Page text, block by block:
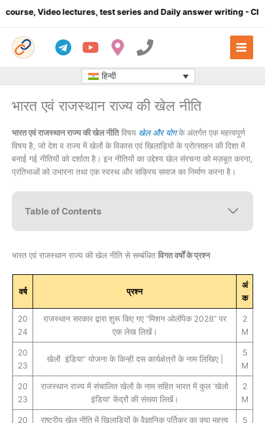
lectures, test series and Daily answer writing- Click here
हिन्दी
भारत एवं राजस्थान राज्य की खेल नीति
भारत एवं राजस्थान राज्य की खेल नीतिविषय खेल और योगके अंतर्गत एक महत्वपूर्ण
विषय है, जो देश व राज्य में खेलों के विकास एवं खिलाड़ियों के प्रोत्साहन की दिशा में
बनाई गई नीतियों को दर्शाता है। इन नीतियों का उद्देश्य खेल संरचना को मज़बूत करना,
प्रतिभाओं को उभारना तथा एक स्वस्थ और सक्रिय समाज का निर्माण करना है।
Table of Contents
भारत एवं राजस्थान राज्य की खेल नीति से सम्बंधित विगत वर्षों के प्रश्न
वर्ष प्रश्न
अं
क
20
24
राजस्थान सरकार द्वारा शुरू किए गए “मिशन ओलंपिक 2028” पर
एक लेख लिखें।
2
M
20
23
खेलों इंडिया” योजना के किन्ही दस कार्यक्षेत्रों के नाम लिखिए |
5
M
20
23
राजस्थान राज्य में संचालित खेलों के नाम सहित भारत में कुल ‘खेलो
इंडिया’ केंद्रों की संख्या लिखें।
2
M
20
राष्ट्रीय खेल नीति में खिलाड़ियों के वैज्ञानिक पूर्तिकर का क्‍या महत्त्व
5